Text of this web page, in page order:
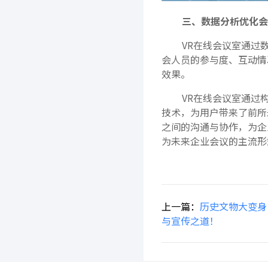
三、数据分析优化
VR在线会议室通过
会人员的参与度、互动
效果。
VR在线会议室通过
技术，为用户带来了前
之间的沟通与协作，为
为未来企业会议的主流
上一篇： 历史文物大变
与宣传之道！